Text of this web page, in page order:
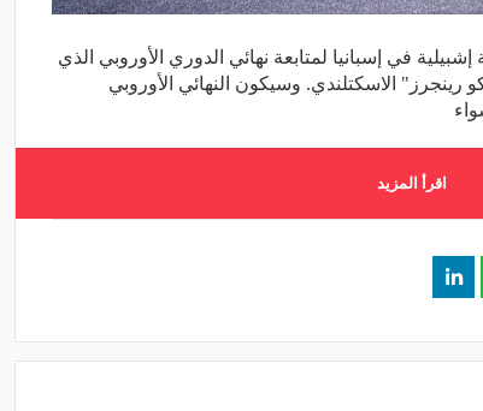
في إسبانيا لمتابعة نهائي الدوري الأوروبي الذي
الاسكتلندي. وسيكون النهائي الأوروبي
اقرأ المزيد